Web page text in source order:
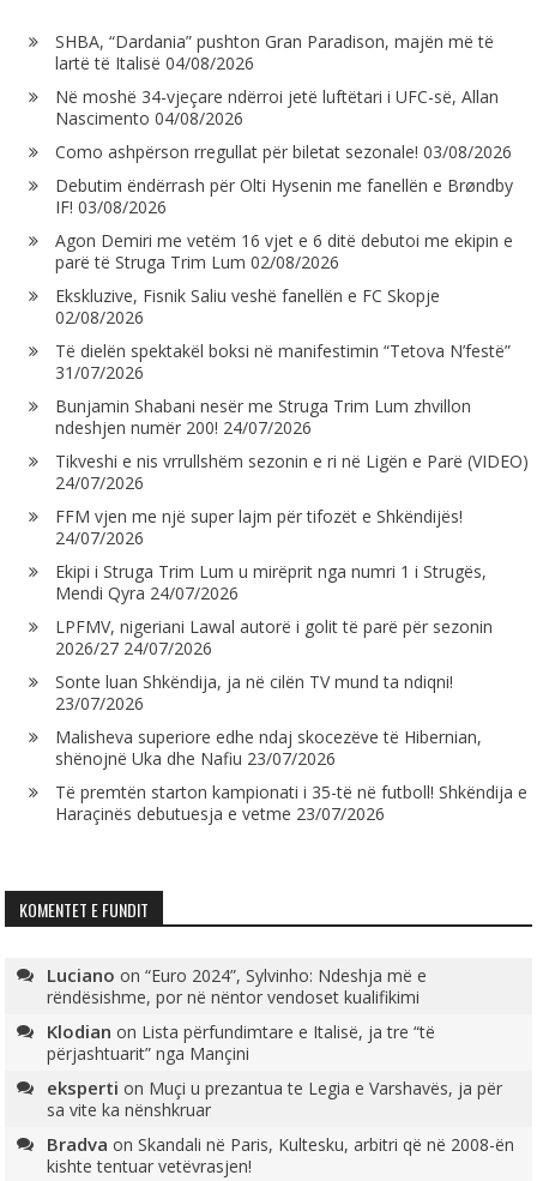
SHBA, “Dardania” pushton Gran Paradison, majën më të
lartë të Italisë 04/08/2026
Në moshë 34-vjeçare ndërroi jetë luftëtari i UFC-së, Allan
Nascimento 04/08/2026
Como ashpërson rregullat për biletat sezonale! 03/08/2026
Debutim ëndërrash për Olti Hysenin me fanellën e Brøndby
IF! 03/08/2026
Agon Demiri me vetëm 16 vjet e 6 ditë debutoi me ekipin e
parë të Struga Trim Lum 02/08/2026
Ekskluzive, Fisnik Saliu veshë fanellën e FC Skopje
02/08/2026
Të dielën spektakël boksi në manifestimin “Tetova N’festë”
31/07/2026
Bunjamin Shabani nesër me Struga Trim Lum zhvillon
ndeshjen numër 200! 24/07/2026
Tikveshi e nis vrrullshëm sezonin e ri në Ligën e Parë (VIDEO)
24/07/2026
FFM vjen me një super lajm për tifozët e Shkëndijës!
24/07/2026
Ekipi i Struga Trim Lum u mirëprit nga numri 1 i Strugës,
Mendi Qyra 24/07/2026
LPFMV, nigeriani Lawal autorë i golit të parë për sezonin
2026/27 24/07/2026
Sonte luan Shkëndija, ja në cilën TV mund ta ndiqni!
23/07/2026
Malisheva superiore edhe ndaj skocezëve të Hibernian,
shënojnë Uka dhe Nafiu 23/07/2026
Të premtën starton kampionati i 35-të në futboll! Shkëndija e
Haraçinës debutuesja e vetme 23/07/2026
KOMENTET E FUNDIT
Luciano on“Euro 2024”, Sylvinho: Ndeshja më e
rëndësishme, por në nëntor vendoset kualifikimi
Klodian on Lista përfundimtare e Italisë, ja tre “të
përjashtuarit” nga Mançini
eksperti on Muçi u prezantua te Legia e Varshavës, ja për
sa vite ka nënshkruar
Bradva onSkandali në Paris, Kultesku, arbitri që në 2008-ën
kishte tentuar vetëvrasjen!